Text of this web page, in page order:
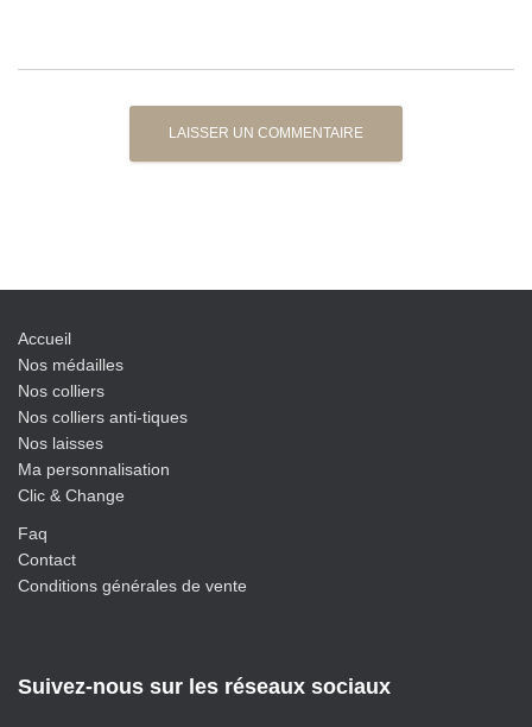
Accueil
Nos médailles
Nos colliers
Nos colliers anti-tiques
Nos laisses
Ma personnalisation
Clic & Change
Faq
Contact
Conditions générales de vente
Suivez-nous sur les réseaux sociaux